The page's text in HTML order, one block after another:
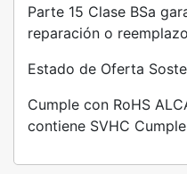
Parte 15 Clase BSa
reparación o reemplazo
Estado de Oferta
Cumple con RoHS
contiene SVHC